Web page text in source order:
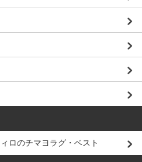
ロのチマヨラグ・ベスト